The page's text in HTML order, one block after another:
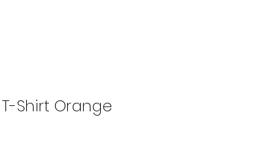
Shirt Orange